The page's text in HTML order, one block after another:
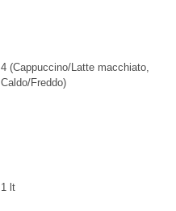
4 (Cappuccino/Latte macchiato,
Caldo/Freddo)
1 lt